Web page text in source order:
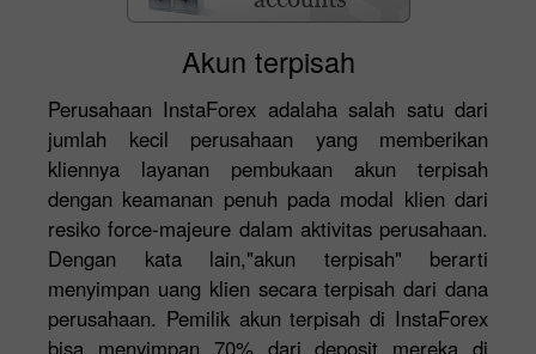
Akun terpisah
Perusahaan InstaForex adalaha salah satu dari
jumlah kecil perusahaan yang memberikan
kliennya layanan pembukaan akun terpisah
dengan keamanan penuh pada modal klien dari
resiko force-majeure dalam aktivitas perusahaan.
Dengan kata lain,"akun terpisah" berarti
menyimpan uang klien secara terpisah dari dana
perusahaan. Pemilik akun terpisah di InstaForex
bisa menyimpan 70% dari deposit mereka di